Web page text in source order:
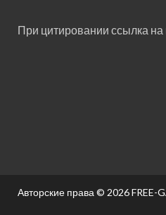
При цитировании ссылка на
Авторские права © 2026FREE-